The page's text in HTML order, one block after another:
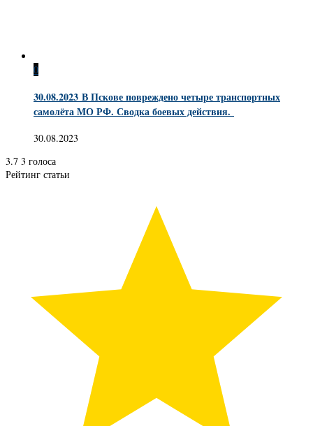
0
30.08.2023 В Пскове повреждено четыре транспортных
самолёта МО РФ. Сводка боевых действия.
30.08.2023
3.7 3 голоса
Рейтинг статьи